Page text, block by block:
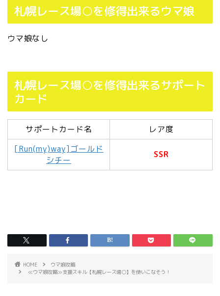
札幌レース場○を修得出来るウマ娘
ウマ娘なし
札幌レース場○を修得出来るサポート
カード
サポートカード名
レア度
[Run(my)way]ゴールド
シチー
SSR
HOME
ウマ娘攻略
≪ウマ娘攻略≫支援スキル【札幌レース場○】を使いこなそう！